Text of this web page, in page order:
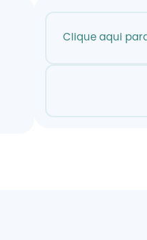
Clique aqui